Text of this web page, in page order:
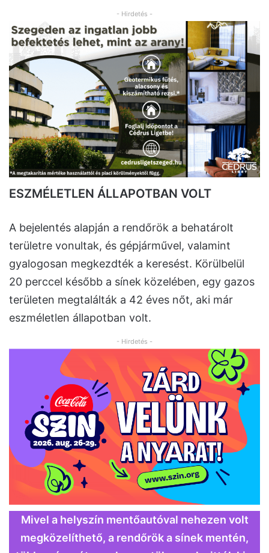
- Hirdetés -
ESZMÉLETLEN ÁLLAPOTBAN VOLT
A bejelentés alapján a rendőrök a behatárolt
területre vonultak, és gépjárművel, valamint
gyalogosan megkezdték a keresést. Körülbelül
20 perccel később a sínek közelében, egy gazos
területen megtalálták a 42 éves nőt, aki már
eszméletlen állapotban volt.
- Hirdetés -
Mivel a helyszín mentőautóval nehezen volt
megközelíthető, a rendőrök a sínek mentén,